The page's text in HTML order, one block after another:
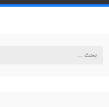
البحث